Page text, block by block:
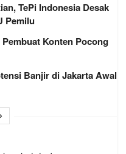
TePi Indonesia Desak
Pemilu
Konten Pocong
Banjir di Jakarta Awal